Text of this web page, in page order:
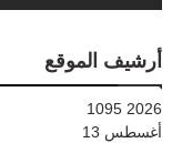
أرشيف الموقع
2026
1095
أغسطس 13